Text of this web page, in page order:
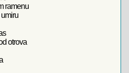
ramenu
otrova